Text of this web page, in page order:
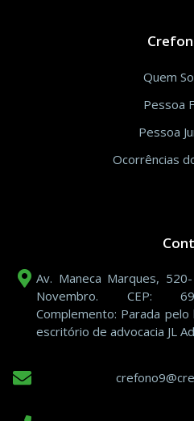
Quem
Pessoa
Pessoa
Ocorrências
Av. Maneca Marques,
Novembro. CEP:
Complemento: Parada
escritório de advocacia JL